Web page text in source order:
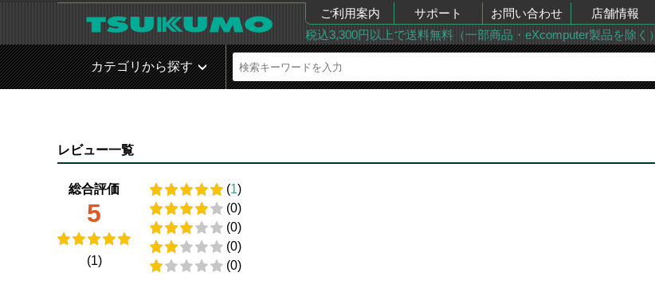
ご利用案内 サポート お問い合わせ 店舗情報
税込3,300円以上で送料無料（一部商品・eXcomputer製品を除く）
カテゴリから探す
レビュー一覧
総合評価
5
(1)
(1)
(0)
(0)
(0)
(0)